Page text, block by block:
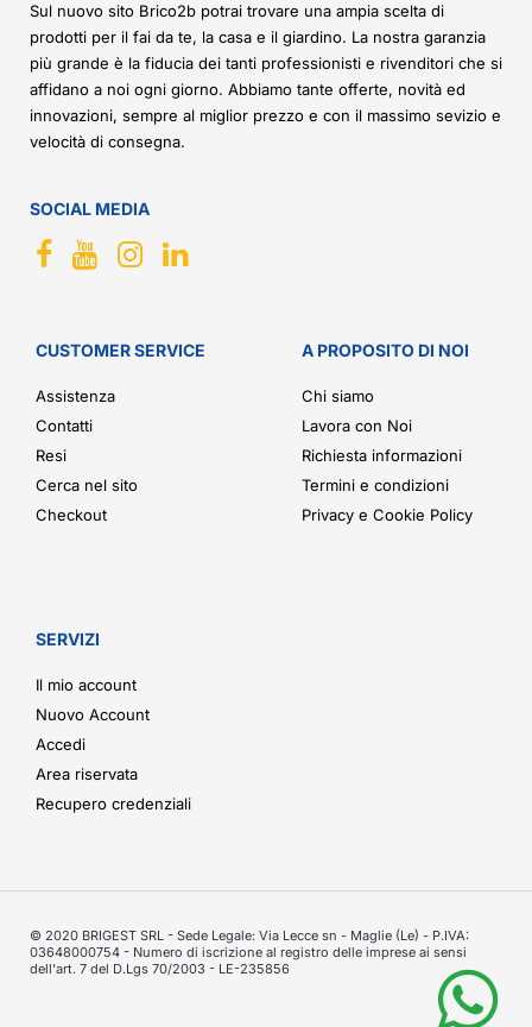
Sul nuovo sito Brico2b potrai trovare una ampia scelta di
prodotti per il fai da te, la casa e il giardino. La nostra garanzia
più grande è la fiducia dei tanti professionisti e rivenditori che si
affidano a noi ogni giorno. Abbiamo tante offerte, novità ed
innovazioni, sempre al miglior prezzo e con il massimo sevizio e
velocità di consegna.
SOCIAL MEDIA
CUSTOMER SERVICE
Assistenza
Contatti
Resi
Cerca nel sito
Checkout
A PROPOSITO DI NOI
Chi siamo
Lavora con Noi
Richiesta informazioni
Termini e condizioni
Privacy e Cookie Policy
SERVIZI
Il mio account
Nuovo Account
Accedi
Area riservata
Recupero credenziali
© 2020 BRIGEST SRL - Sede Legale: Via Lecce sn - Maglie (Le) - P.IVA:
03648000754 - Numero di iscrizione al registro delle imprese ai sensi
dell'art. 7 del D.Lgs 70/2003 - LE-235856